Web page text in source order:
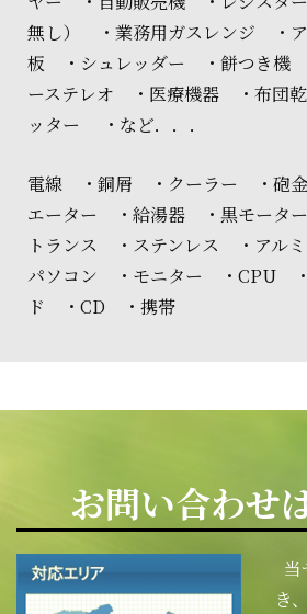
無し） ・業務用ガスレンジ ・
板 ・シュレッダー ・餅つき機
ーステレオ ・医療機器 ・布団
ッター ・など．．．
電線 ・銅屑 ・クーラー ・砲
エーター ・給湯器 ・黒モータ
トランス ・ステンレス ・アル
パソコン ・モニター ・CPU
ド ・CD ・携帯
お問い合わせ
当
き